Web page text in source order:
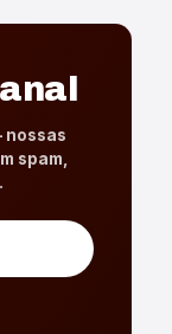
nossas
spam,